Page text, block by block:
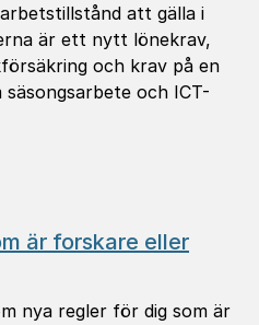
att gälla i
är ett nytt lönekrav,
och krav på en
och ICT-
är forskare eller
nya regler för dig som är